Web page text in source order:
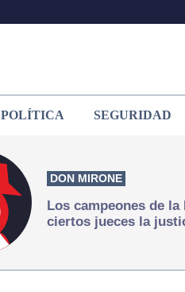
POLÍTICA SEGURIDAD
DON MIRONE
Los campeones de
ciertos jueces la